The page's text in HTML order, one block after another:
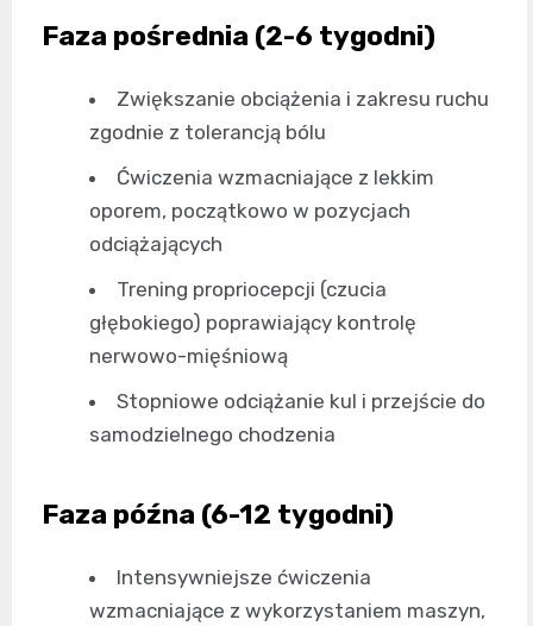
Faza pośrednia (2-6 tygodni)
Zwiększanie obciążenia i zakresu ruchu
zgodnie z tolerancją bólu
Ćwiczenia wzmacniające z lekkim
oporem, początkowo w pozycjach
odciążających
Trening propriocepcji (czucia
głębokiego) poprawiający kontrolę
nerwowo-mięśniową
Stopniowe odciążanie kul i przejście do
samodzielnego chodzenia
Faza późna (6-12 tygodni)
Intensywniejsze ćwiczenia
wzmacniające z wykorzystaniem maszyn,